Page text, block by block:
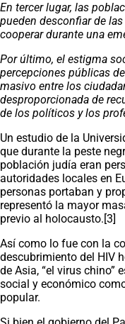
En tercer lugar, las
pueden desconfiar de
cooperar durante una
Por último, el estigma
percepciones públicas
masivo entre los
desproporcionada de
de los políticos y los
Un estudio de la
que durante la peste
población judía eran
autoridades locales en
personas portaban y
representó la mayor
previo al holocausto.[3]
Así como lo fue con la
descubrimiento del HIV
de Asia, “el virus chino”
social y económico
popular.